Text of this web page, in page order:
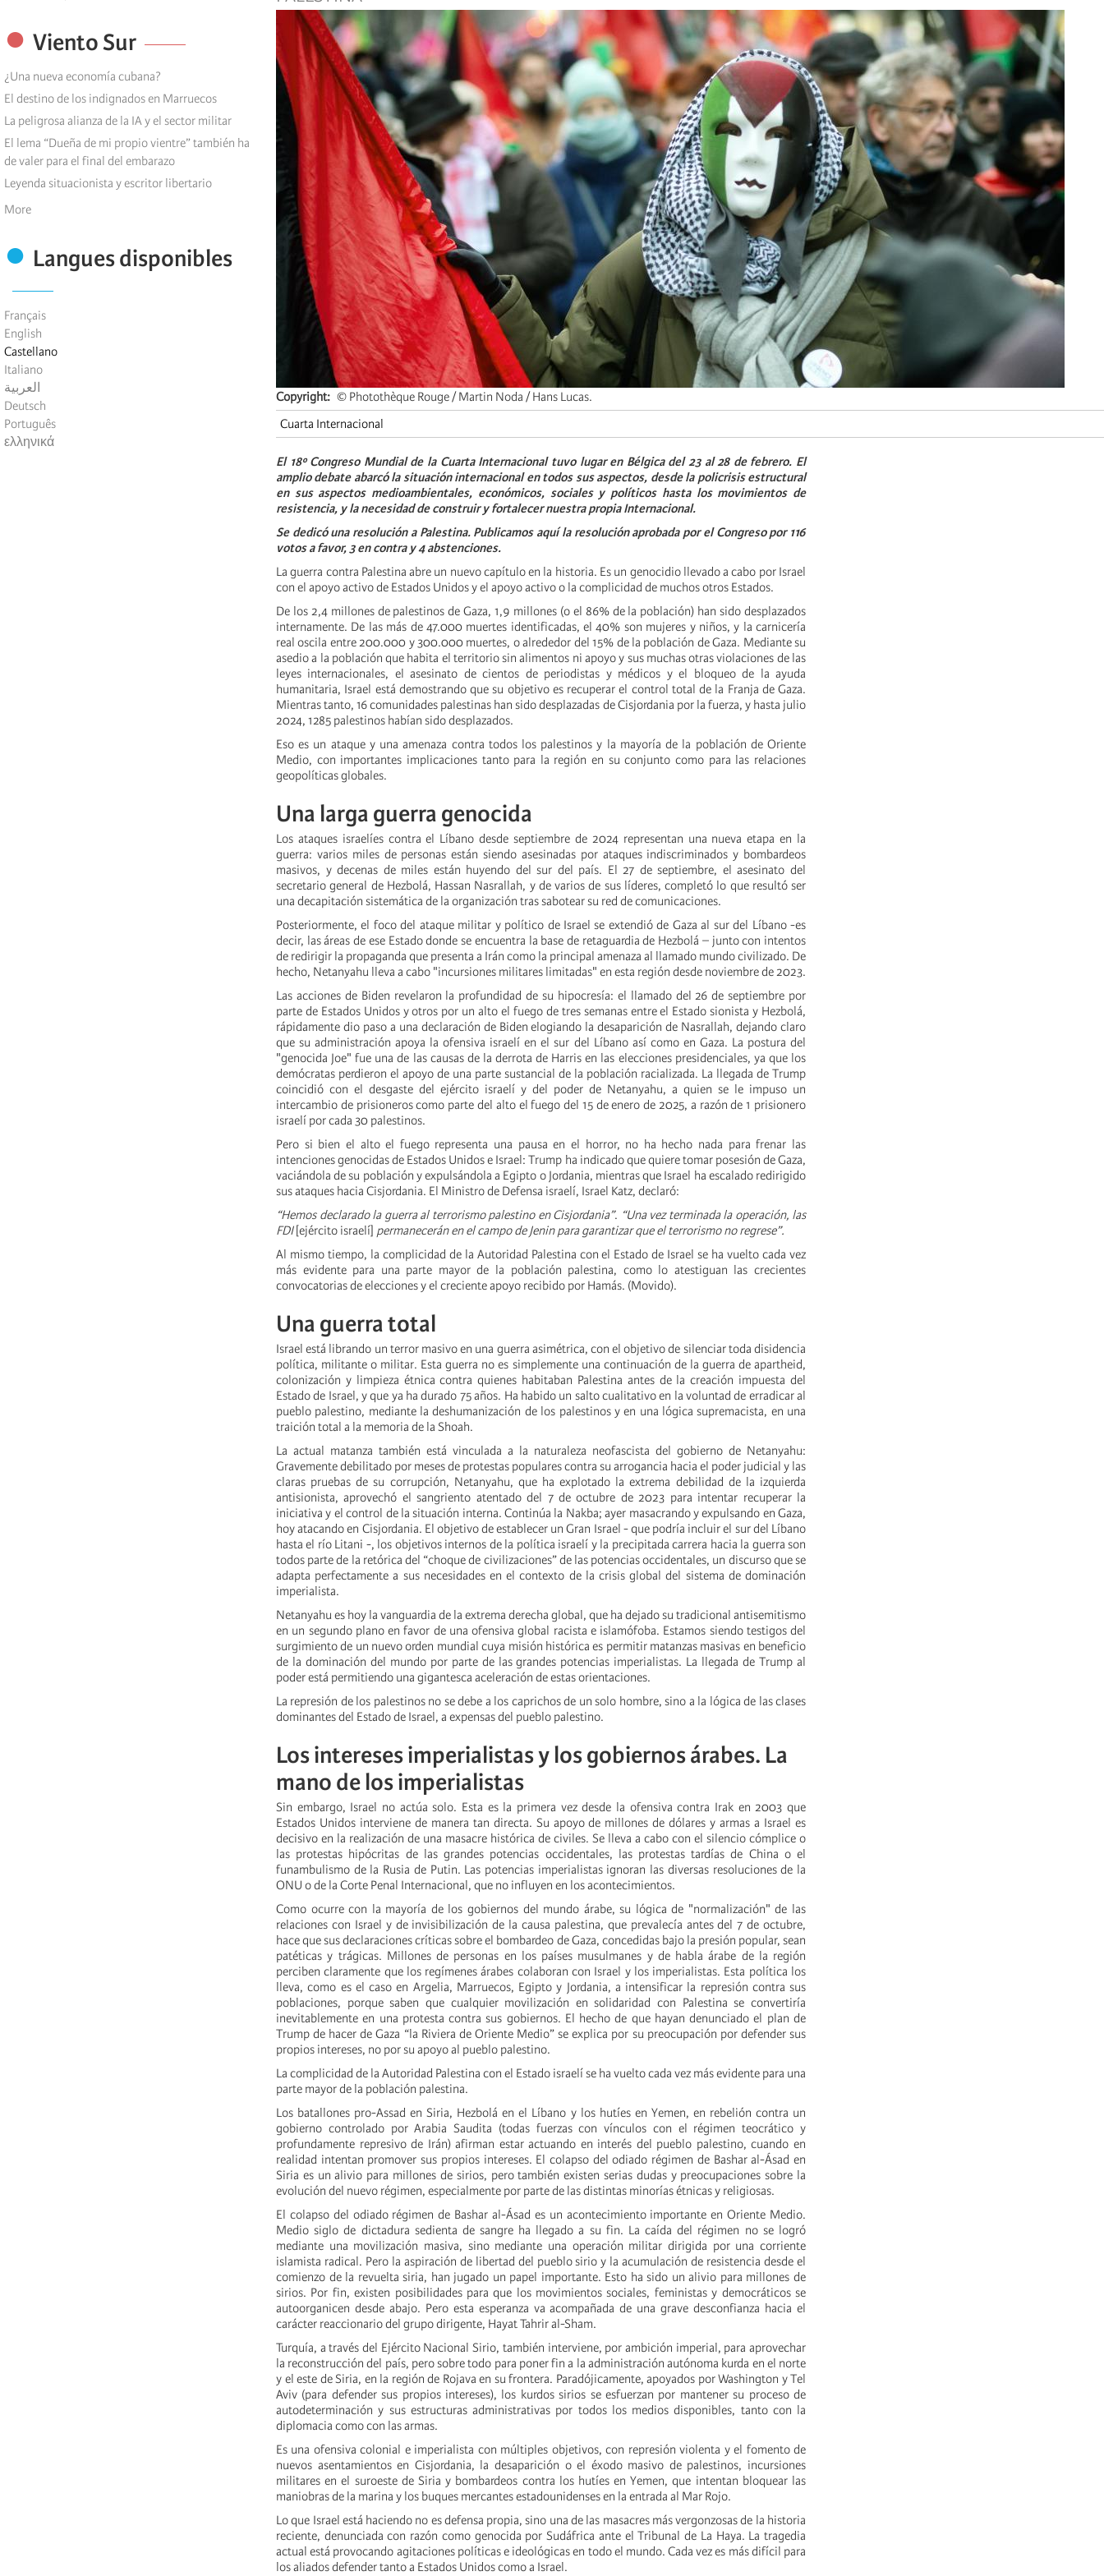
Viento Sur
¿Una nueva economía cubana?
El destino de los indignados en Marruecos
La peligrosa alianza de la IA y el sector militar
El lema “Dueña de mi propio vientre” también ha
de valer para el final del embarazo
Leyenda situacionista y escritor libertario
More
Langues disponibles
Français
English
Castellano
Italiano
العربية
Deutsch
Português
ελληνικά
Copyright
© Photothèque Rouge / Martin Noda / Hans Lucas.
Cuarta Internacional
El 18º Congreso Mundial de la Cuarta Internacional tuvo lugar en Bélgica del 23 al 28 de febrero. El
amplio debate abarcó la situación internacional en todos sus aspectos, desde la policrisis estructural
en sus aspectos medioambientales, económicos, sociales y políticos hasta los movimientos de
resistencia, y la necesidad de construir y fortalecer nuestra propia Internacional.
Se dedicó una resolución a Palestina. Publicamos aquí la resolución aprobada por el Congreso por 116
votos a favor, 3 en contra y 4 abstenciones.
La guerra contra Palestina abre un nuevo capítulo en la historia. Es un genocidio llevado a cabo por Israel
con el apoyo activo de Estados Unidos y el apoyo activo o la complicidad de muchos otros Estados.
De los 2,4 millones de palestinos de Gaza, 1,9 millones (o el 86% de la población) han sido desplazados
internamente. De las más de 47.000 muertes identificadas, el 40% son mujeres y niños, y la carnicería
real oscila entre 200.000 y 300.000 muertes, o alrededor del 15% de la población de Gaza. Mediante su
asedio a la población que habita el territorio sin alimentos ni apoyo y sus muchas otras violaciones de las
leyes internacionales, el asesinato de cientos de periodistas y médicos y el bloqueo de la ayuda
humanitaria, Israel está demostrando que su objetivo es recuperar el control total de la Franja de Gaza.
Mientras tanto, 16 comunidades palestinas han sido desplazadas de Cisjordania por la fuerza, y hasta julio
2024, 1285 palestinos habían sido desplazados.
Eso es un ataque y una amenaza contra todos los palestinos y la mayoría de la población de Oriente
Medio, con importantes implicaciones tanto para la región en su conjunto como para las relaciones
geopolíticas globales.
Una larga guerra genocida
Los ataques israelíes contra el Líbano desde septiembre de 2024 representan una nueva etapa en la
guerra: varios miles de personas están siendo asesinadas por ataques indiscriminados y bombardeos
masivos, y decenas de miles están huyendo del sur del país. El 27 de septiembre, el asesinato del
secretario general de Hezbolá, Hassan Nasrallah, y de varios de sus líderes, completó lo que resultó ser
una decapitación sistemática de la organización tras sabotear su red de comunicaciones.
Posteriormente, el foco del ataque militar y político de Israel se extendió de Gaza al sur del Líbano -es
decir, las áreas de ese Estado donde se encuentra la base de retaguardia de Hezbolá – junto con intentos
de redirigir la propaganda que presenta a Irán como la principal amenaza al llamado mundo civilizado. De
hecho, Netanyahu lleva a cabo "incursiones militares limitadas" en esta región desde noviembre de 2023.
Las acciones de Biden revelaron la profundidad de su hipocresía: el llamado del 26 de septiembre por
parte de Estados Unidos y otros por un alto el fuego de tres semanas entre el Estado sionista y Hezbolá,
rápidamente dio paso a una declaración de Biden elogiando la desaparición de Nasrallah, dejando claro
que su administración apoya la ofensiva israelí en el sur del Líbano así como en Gaza. La postura del
"genocida Joe" fue una de las causas de la derrota de Harris en las elecciones presidenciales, ya que los
demócratas perdieron el apoyo de una parte sustancial de la población racializada. La llegada de Trump
coincidió con el desgaste del ejército israelí y del poder de Netanyahu, a quien se le impuso un
intercambio de prisioneros como parte del alto el fuego del 15 de enero de 2025, a razón de 1 prisionero
israelí por cada 30 palestinos.
Pero si bien el alto el fuego representa una pausa en el horror, no ha hecho nada para frenar las
intenciones genocidas de Estados Unidos e Israel: Trump ha indicado que quiere tomar posesión de Gaza,
vaciándola de su población y expulsándola a Egipto o Jordania, mientras que Israel ha escalado redirigido
sus ataques hacia Cisjordania. El Ministro de Defensa israelí, Israel Katz, declaró:
“Hemos declarado la guerra al terrorismo palestino en Cisjordania”. “Una vez terminada la operación, las
FDI [ejército israelí] permanecerán en el campo de Jenin para garantizar que el terrorismo no regrese”.
Al mismo tiempo, la complicidad de la Autoridad Palestina con el Estado de Israel se ha vuelto cada vez
más evidente para una parte mayor de la población palestina, como lo atestiguan las crecientes
convocatorias de elecciones y el creciente apoyo recibido por Hamás. (Movido).
Una guerra total
Israel está librando un terror masivo en una guerra asimétrica, con el objetivo de silenciar toda disidencia
política, militante o militar. Esta guerra no es simplemente una continuación de la guerra de apartheid,
colonización y limpieza étnica contra quienes habitaban Palestina antes de la creación impuesta del
Estado de Israel, y que ya ha durado 75 años. Ha habido un salto cualitativo en la voluntad de erradicar al
pueblo palestino, mediante la deshumanización de los palestinos y en una lógica supremacista, en una
traición total a la memoria de la Shoah.
La actual matanza también está vinculada a la naturaleza neofascista del gobierno de Netanyahu:
Gravemente debilitado por meses de protestas populares contra su arrogancia hacia el poder judicial y las
claras pruebas de su corrupción, Netanyahu, que ha explotado la extrema debilidad de la izquierda
antisionista, aprovechó el sangriento atentado del 7 de octubre de 2023 para intentar recuperar la
iniciativa y el control de la situación interna. Continúa la Nakba; ayer masacrando y expulsando en Gaza,
hoy atacando en Cisjordania. El objetivo de establecer un Gran Israel - que podría incluir el sur del Líbano
hasta el río Litani -, los objetivos internos de la política israelí y la precipitada carrera hacia la guerra son
todos parte de la retórica del “choque de civilizaciones” de las potencias occidentales, un discurso que se
adapta perfectamente a sus necesidades en el contexto de la crisis global del sistema de dominación
imperialista.
Netanyahu es hoy la vanguardia de la extrema derecha global, que ha dejado su tradicional antisemitismo
en un segundo plano en favor de una ofensiva global racista e islamófoba. Estamos siendo testigos del
surgimiento de un nuevo orden mundial cuya misión histórica es permitir matanzas masivas en beneficio
de la dominación del mundo por parte de las grandes potencias imperialistas. La llegada de Trump al
poder está permitiendo una gigantesca aceleración de estas orientaciones.
La represión de los palestinos no se debe a los caprichos de un solo hombre, sino a la lógica de las clases
dominantes del Estado de Israel, a expensas del pueblo palestino.
Los intereses imperialistas y los gobiernos árabes. La
mano de los imperialistas
Sin embargo, Israel no actúa solo. Esta es la primera vez desde la ofensiva contra Irak en 2003 que
Estados Unidos interviene de manera tan directa. Su apoyo de millones de dólares y armas a Israel es
decisivo en la realización de una masacre histórica de civiles. Se lleva a cabo con el silencio cómplice o
las protestas hipócritas de las grandes potencias occidentales, las protestas tardías de China o el
funambulismo de la Rusia de Putin. Las potencias imperialistas ignoran las diversas resoluciones de la
ONU o de la Corte Penal Internacional, que no influyen en los acontecimientos.
Como ocurre con la mayoría de los gobiernos del mundo árabe, su lógica de "normalización" de las
relaciones con Israel y de invisibilización de la causa palestina, que prevalecía antes del 7 de octubre,
hace que sus declaraciones críticas sobre el bombardeo de Gaza, concedidas bajo la presión popular, sean
patéticas y trágicas. Millones de personas en los países musulmanes y de habla árabe de la región
perciben claramente que los regímenes árabes colaboran con Israel y los imperialistas. Esta política los
lleva, como es el caso en Argelia, Marruecos, Egipto y Jordania, a intensificar la represión contra sus
poblaciones, porque saben que cualquier movilización en solidaridad con Palestina se convertiría
inevitablemente en una protesta contra sus gobiernos. El hecho de que hayan denunciado el plan de
Trump de hacer de Gaza “la Riviera de Oriente Medio” se explica por su preocupación por defender sus
propios intereses, no por su apoyo al pueblo palestino.
La complicidad de la Autoridad Palestina con el Estado israelí se ha vuelto cada vez más evidente para una
parte mayor de la población palestina.
Los batallones pro-Assad en Siria, Hezbolá en el Líbano y los hutíes en Yemen, en rebelión contra un
gobierno controlado por Arabia Saudita (todas fuerzas con vínculos con el régimen teocrático y
profundamente represivo de Irán) afirman estar actuando en interés del pueblo palestino, cuando en
realidad intentan promover sus propios intereses. El colapso del odiado régimen de Bashar al-Ásad en
Siria es un alivio para millones de sirios, pero también existen serias dudas y preocupaciones sobre la
evolución del nuevo régimen, especialmente por parte de las distintas minorías étnicas y religiosas.
El colapso del odiado régimen de Bashar al-Ásad es un acontecimiento importante en Oriente Medio.
Medio siglo de dictadura sedienta de sangre ha llegado a su fin. La caída del régimen no se logró
mediante una movilización masiva, sino mediante una operación militar dirigida por una corriente
islamista radical. Pero la aspiración de libertad del pueblo sirio y la acumulación de resistencia desde el
comienzo de la revuelta siria, han jugado un papel importante. Esto ha sido un alivio para millones de
sirios. Por fin, existen posibilidades para que los movimientos sociales, feministas y democráticos se
autoorganicen desde abajo. Pero esta esperanza va acompañada de una grave desconfianza hacia el
carácter reaccionario del grupo dirigente, Hayat Tahrir al-Sham.
Turquía, a través del Ejército Nacional Sirio, también interviene, por ambición imperial, para aprovechar
la reconstrucción del país, pero sobre todo para poner fin a la administración autónoma kurda en el norte
y el este de Siria, en la región de Rojava en su frontera. Paradójicamente, apoyados por Washington y Tel
Aviv (para defender sus propios intereses), los kurdos sirios se esfuerzan por mantener su proceso de
autodeterminación y sus estructuras administrativas por todos los medios disponibles, tanto con la
diplomacia como con las armas.
Es una ofensiva colonial e imperialista con múltiples objetivos, con represión violenta y el fomento de
nuevos asentamientos en Cisjordania, la desaparición o el éxodo masivo de palestinos, incursiones
militares en el suroeste de Siria y bombardeos contra los hutíes en Yemen, que intentan bloquear las
maniobras de la marina y los buques mercantes estadounidenses en la entrada al Mar Rojo.
Lo que Israel está haciendo no es defensa propia, sino una de las masacres más vergonzosas de la historia
reciente, denunciada con razón como genocida por Sudáfrica ante el Tribunal de La Haya. La tragedia
actual está provocando agitaciones políticas e ideológicas en todo el mundo. Cada vez es más difícil para
los aliados defender tanto a Estados Unidos como a Israel.